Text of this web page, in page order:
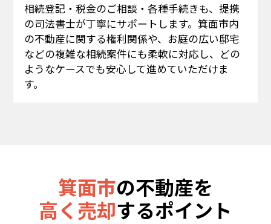
相続登記・税金のご相談・各種手続きも、提携
の司法書士が丁寧にサポートします。箕面市内
の不動産に関する権利関係や、お庭の広い邸宅
などの複雑な相続案件にも柔軟に対応し、どの
ようなケースでも安心して進めていただけま
す。
箕面市の不動産を
高く売却するポイント